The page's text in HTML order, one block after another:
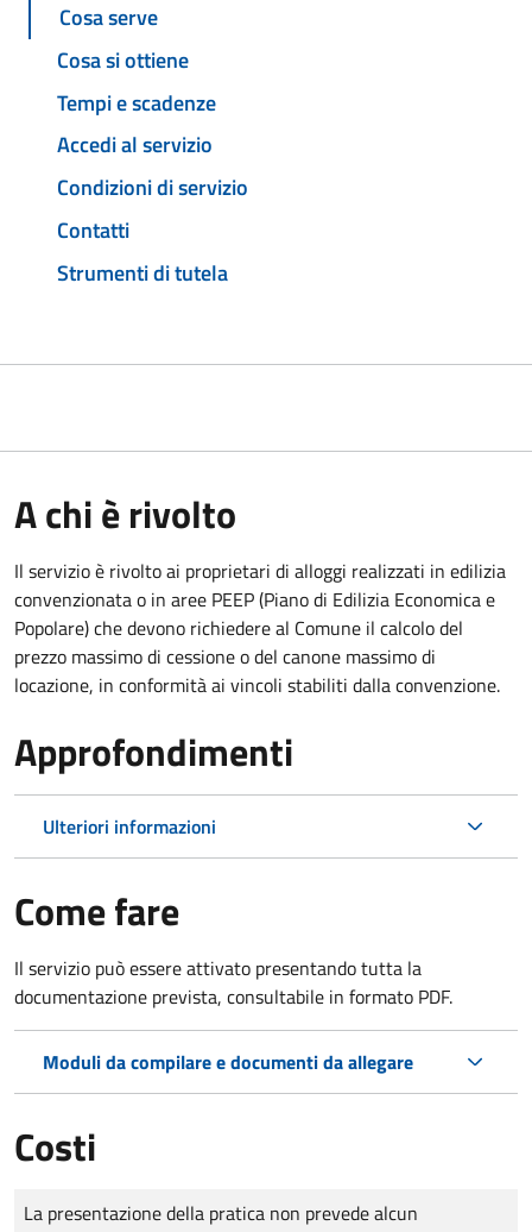
Cosa serve
Cosa si ottiene
Tempi e scadenze
Accedi al servizio
Condizioni di servizio
Contatti
Strumenti di tutela
A chi è rivolto
Il servizio è rivolto ai proprietari di alloggi realizzati in edilizia
convenzionata o in aree PEEP (Piano di Edilizia Economica e
Popolare) che devono richiedere al Comune il calcolo del
prezzo massimo di cessione o del canone massimo di
locazione, in conformità ai vincoli stabiliti dalla convenzione.
Approfondimenti
Ulteriori informazioni
Come fare
Il servizio può essere attivato presentando tutta la
documentazione prevista, consultabile in formato PDF.
Moduli da compilare e documenti da allegare
Costi
Tipo di pagamento
Importo
La presentazione della pratica non prevede alcun